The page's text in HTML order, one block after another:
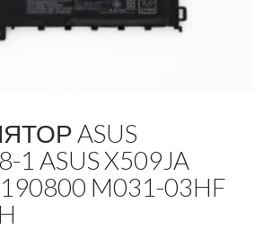
ASUS
1 ASUS X509JA
M031-03HF